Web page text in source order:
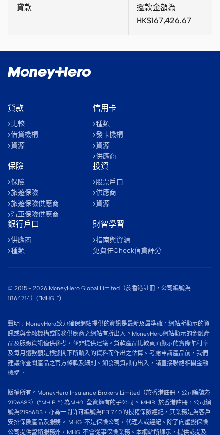
貸款
還款金額為
HK$167,426.67
貸款
比較
借貸機構
資源
信用卡
種類
發卡機構
資源
供應商
保險
保險
旅遊保險
旅遊保險供應商
汽車保險供應商
投資
股票戶口
供應商
資源
銀行戶口
供應商
種類
財智學習
指南與資源
免費任Check信貸評分
© 2015 - 2026 MoneyHero Global Limited（於香港註冊，公司編號為
1864714）(“MHGL”)
聲明﹕MoneyHero致力確保網站提供的資訊是最新及最準確。網站所顯示的資
訊或與金融機構或服務供應商之網站有所出入。MoneyHero網站顯示的金融產
品及服務資訊僅供參考，並非提供建議。貸款產品比較頁面顯示的實際年利率
及每月還款額是根據閣下所輸入的資料而作出之估算。考慮申請產品前，我們
建議你查閱產品之官方條款及細則。如發現資訊有出入，請直接聯絡相關金融
機構。
版權所有。MoneyHero Insurance Brokers Limited（於香港註冊，公司編號為
2196683）(”MHIBL”) 為MHGL全資擁有的子公司。 MHIBL於香港註冊，公司編
號為2196683，亦為一間許可編號為FB1740的授權保險經紀，其業務是為客戶
安排保險產品及服務。 MHGL不是保險公司，代理人或經紀。除了向虛擬保險
公司提供營銷服務外，MHGL不會從事保險業務。本網站所顯示，提供或提及